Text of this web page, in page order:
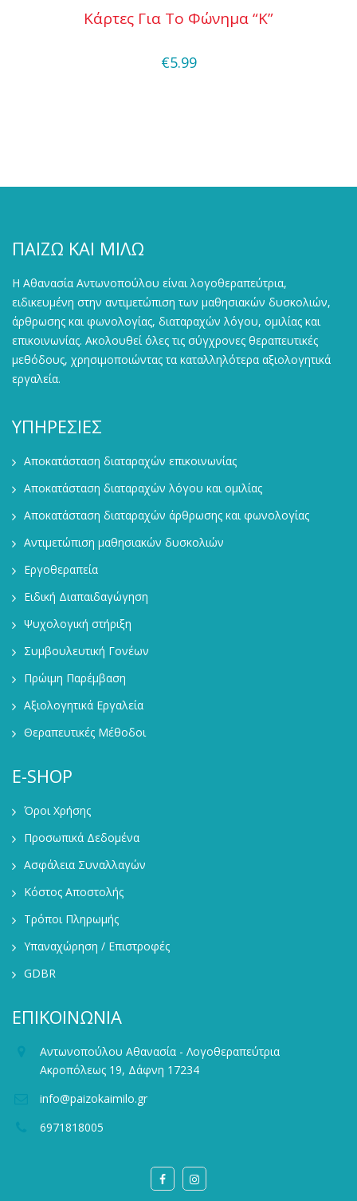
Κάρτες Για Το Φώνημα “κ”
€5.99
ΠΑΙΖΩ ΚΑΙ ΜΙΛΩ
Η Αθανασία Αντωνοπούλου είναι λογοθεραπεύτρια,
ειδικευμένη στην αντιμετώπιση των μαθησιακών δυσκολιών,
άρθρωσης και φωνολογίας, διαταραχών λόγου, ομιλίας και
επικοινωνίας. Ακολουθεί όλες τις σύγχρονες θεραπευτικές
μεθόδους, χρησιμοποιώντας τα καταλληλότερα αξιολογητικά
εργαλεία.
ΥΠΗΡΕΣΙΕΣ
Αποκατάσταση διαταραχών επικοινωνίας
Αποκατάσταση διαταραχών λόγου και ομιλίας
Αποκατάσταση διαταραχών άρθρωσης και φωνολογίας
Αντιμετώπιση μαθησιακών δυσκολιών
Εργοθεραπεία
Ειδική Διαπαιδαγώγηση
Ψυχολογική στήριξη
Συμβουλευτική Γονέων
Πρώιμη Παρέμβαση
Αξιολογητικά Εργαλεία
Θεραπευτικές Μέθοδοι
E-SHOP
Όροι Χρήσης
Προσωπικά Δεδομένα
Ασφάλεια Συναλλαγών
Κόστος Αποστολής
Τρόποι Πληρωμής
Υπαναχώρηση / Επιστροφές
GDBR
ΕΠΙΚΟΙΝΩΝΙΑ
Αντωνοπούλου Αθανασία - Λογοθεραπεύτρια
Ακροπόλεως 19, Δάφνη 17234
info@paizokaimilo.gr
6971818005